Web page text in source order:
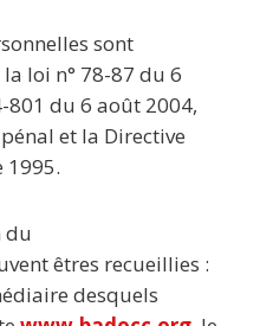
sont
loi n° 78-87 du 6
801 du 6 août 2004,
et la Directive
1995.
du
êtres recueillies :
desquels